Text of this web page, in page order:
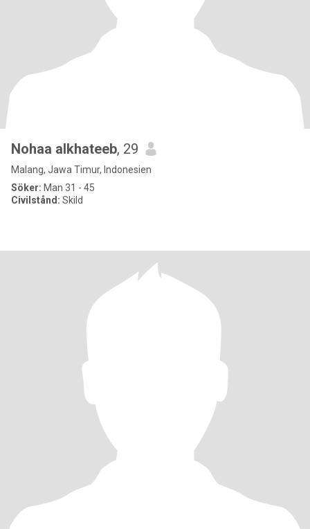
Nohaa alkhateeb, 29
Malang, Jawa Timur, Indonesien
Söker: Man 31 - 45
Civilstånd: Skild